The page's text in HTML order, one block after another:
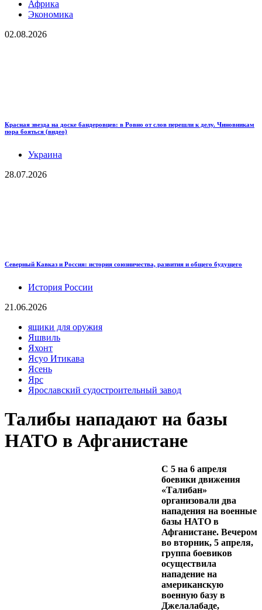
Африка
Экономика
02.08.2026
Красная звезда на доске бандеровцев: в Ровно от слов перешли к делу. Чиновникам
пора бояться (видео)
Украина
28.07.2026
Северный Кавказ и Россия: история союзничества, развития и общего будущего
История России
21.06.2026
ящики для оружия
Яшвиль
Яхонт
Ясуо Итикава
Ясень
Ярс
Ярославский судостроительный завод
Талибы нападают на базы
НАТО в Афганистане
С 5 на 6 апреля
боевики движения
«Талибан»
организовали два
нападения на военные
базы НАТО в
Афганистане. Вечером
во вторник, 5 апреля,
группа боевиков
осуществила
нападение на
американскую
военную базу в
Джелалабаде,